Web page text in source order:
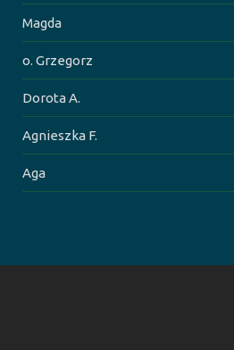
Magda
o. Grzegorz
Dorota A.
Agnieszka F.
Aga